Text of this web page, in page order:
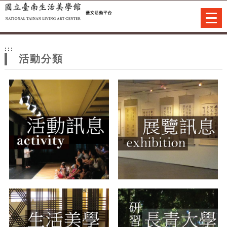
站
主
題
跳到主要內容
網站導覽
:::
活動分類